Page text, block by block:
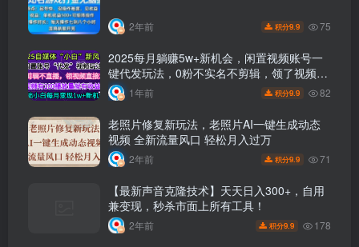
2年前 积分9.9 75
2025每月躺赚5w+新机会，闲置视频账号一
键代发玩法，0粉不实名不剪辑，领了视频直
接发，0基础小白也能日入300+
1年前 积分9.9 82
老照片修复新玩法，老照片AI一键生成动态
视频 全新流量风口 轻松月入过万
2年前 积分9.9 71
【最新声音克隆技术】天天日入300+，自用
兼变现，秒杀市面上所有工具！
2年前 积分9.9 178